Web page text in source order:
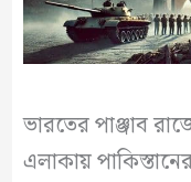
ভারতের পাঞ্জাব
এলাকায়